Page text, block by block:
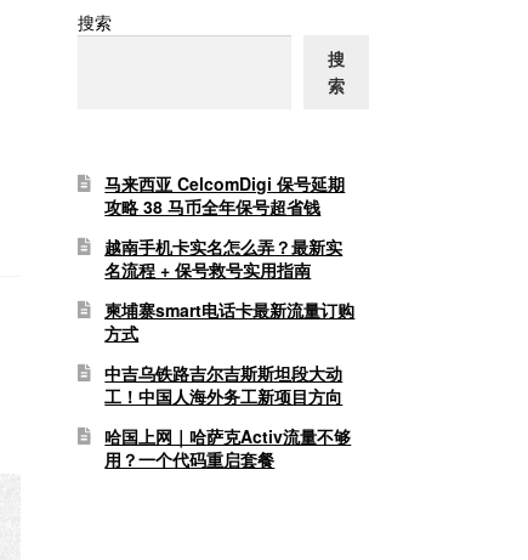
搜索
搜
索
马来西亚 CelcomDigi 保号延期
攻略 38 马币全年保号超省钱
越南手机卡实名怎么弄？最新实
名流程 + 保号救号实用指南
柬埔寨smart电话卡最新流量订购
方式
中吉乌铁路吉尔吉斯斯坦段大动
工！中国人海外务工新项目方向
哈国上网｜哈萨克Activ流量不够
用？一个代码重启套餐